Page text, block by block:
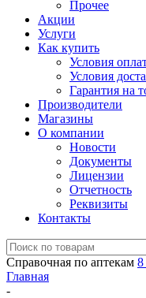
Прочее
Акции
Услуги
Как купить
Условия
Условия
Гарантия на
Производители
Магазины
О компании
Новости
Документы
Лицензии
Отчетность
Реквизиты
Контакты
Справочная по аптекам 8
Главная
-